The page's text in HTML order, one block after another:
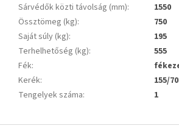
Sárvédők közti távolság (mm):
1550
Össztömeg (kg):
750
Saját súly (kg):
195
Terhelhetőség (kg):
555
Fék:
Kerék:
155/
Tengelyek száma: 1